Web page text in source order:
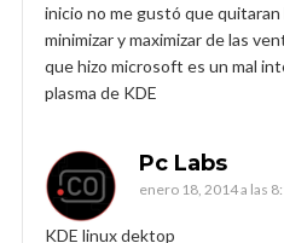
inicio no me gustó que
minimizar y maximizar de las
que hizo microsoft es un mal
plasma de KDE
Pc Labs
enero 18, 2014 a las
KDE linux dektop